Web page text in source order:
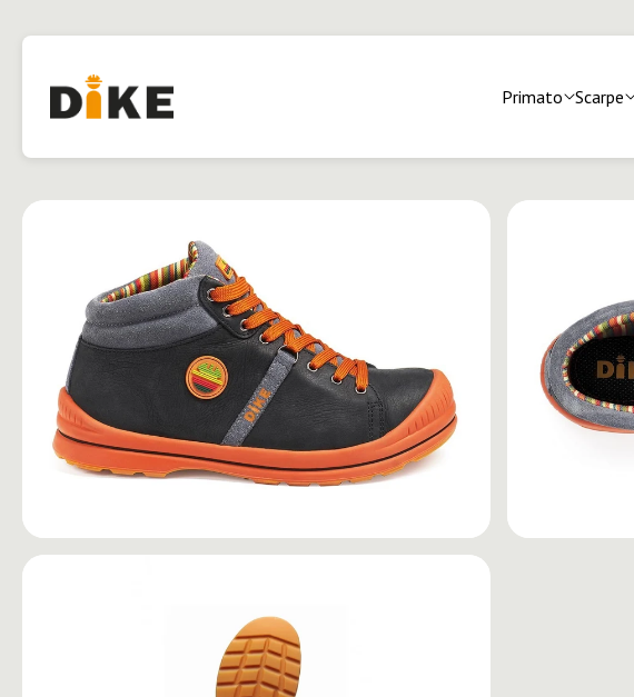
Primato Scarpe